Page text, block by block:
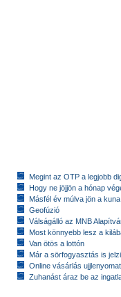
Megint az OTP a legjobb
Hogy ne jöjjön a hónap
Másfél év múlva jön a
Geofúzió
Válságálló az MNB
Most könnyebb lesz a
Van ötös a lottón
Már a sörfogyasztás is
Online vásárlás
Zuhanást áraz be az